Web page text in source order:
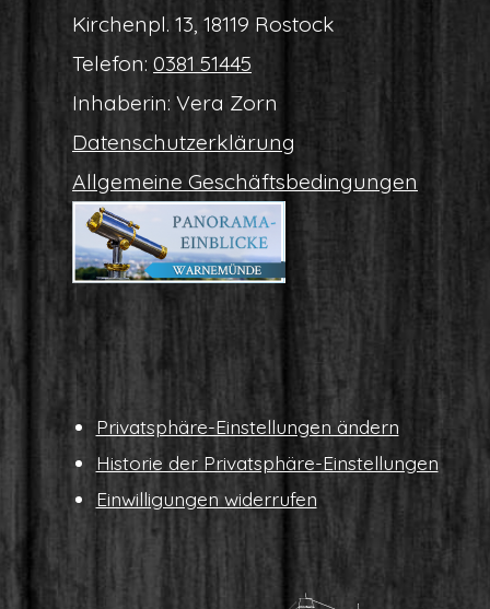
Kir­chen­pl. 13, 18119 Rostock
Tele­fon: 0381 51445
Inha­be­rin: Vera Zorn
Daten­schutz­er­klä­rung
All­ge­mei­ne Geschäftsbedingungen
Pri­vat­sphä­re-Ein­stel­lun­gen ändern
His­to­rie der Privatsphäre-Einstellungen
Ein­wil­li­gun­gen widerrufen